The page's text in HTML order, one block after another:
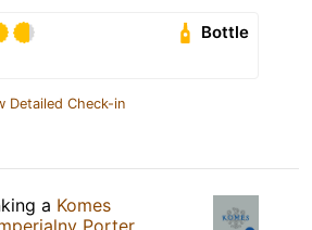
Bottle
Detailed Check-in
a Komes
Porter